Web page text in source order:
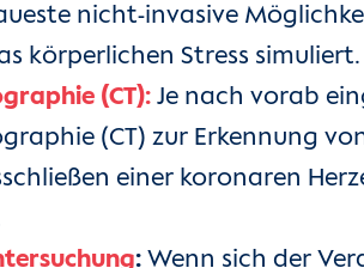
nicht-invasive
körperlichen Stress
(CT): Je nach vorab
(CT) zur Erkennung
einer koronaren
: Wenn sich der